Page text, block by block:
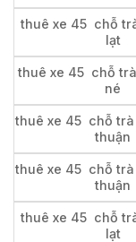
thuê xe 45 chỗ
lạt
thuê xe 45 chỗ
né
thuê xe 45 chỗ
thuận
thuê xe 45 chỗ
thuận
thuê xe 45 chỗ
lạt